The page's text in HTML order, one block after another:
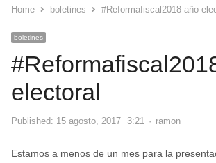
Home boletines #Reformafiscal2018 año
boletines
electoral
Published: 15 agosto, 2017 3:21 Author
ramon
Estamos a menos de un mes para la